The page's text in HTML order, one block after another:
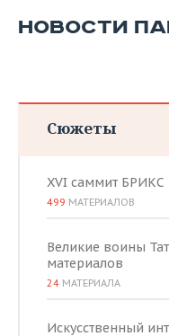
НОВОСТИ
Сюжеты
XVI саммит БРИКС
499 МАТЕРИАЛОВ
Великие воины
материалов
24 МАТЕРИАЛА
Искусственный